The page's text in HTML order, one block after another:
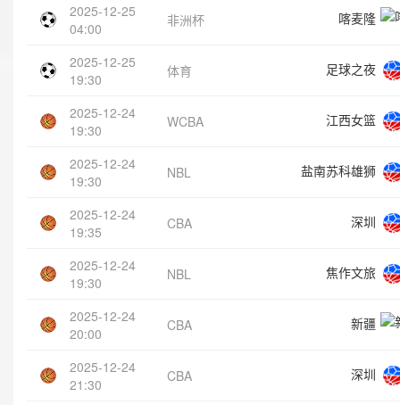
2025-12-25
04:00
非洲杯 喀麦隆
2025-12-25
19:30
体育 足球之夜
2025-12-24
19:30
WCBA 江西女篮
2025-12-24
19:30
NBL 盐南苏科雄狮
2025-12-24
19:35
CBA 深圳
2025-12-24
19:30
NBL 焦作文旅
2025-12-24
20:00
CBA 新疆
2025-12-24
21:30
CBA 深圳